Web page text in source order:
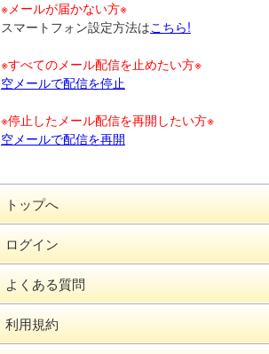
※メールが届かない方※
スマートフォン設定方法はこちら!
※すべてのメール配信を止めたい方※
空メールで配信を停止
※停止したメール配信を再開したい方※
空メールで配信を再開
トップへ
ログイン
よくある質問
利用規約